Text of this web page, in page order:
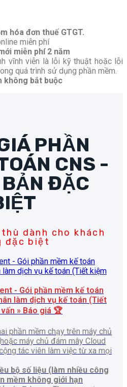
hóa đơn thuế GTGT.
miễn phí
miễn phí 2 năm
vĩnh viễn là lỗi kỹ thuật hoặc lỗi
quá trình sử dụng phần mềm.
không bắt buộc
PHẦN
CNS -
ĐẶC
dành cho khách
đặc biệt
- Gói phần mềm kế toán
làm dịch vụ kế toán (Tiết
» Báo giá 🏆
phần mềm chạy trên máy chủ
máy chủ đám mây Cloud
tác viên làm việc từ xa mọi
bộ số liệu (làm nhiều công
mềm không giới hạn